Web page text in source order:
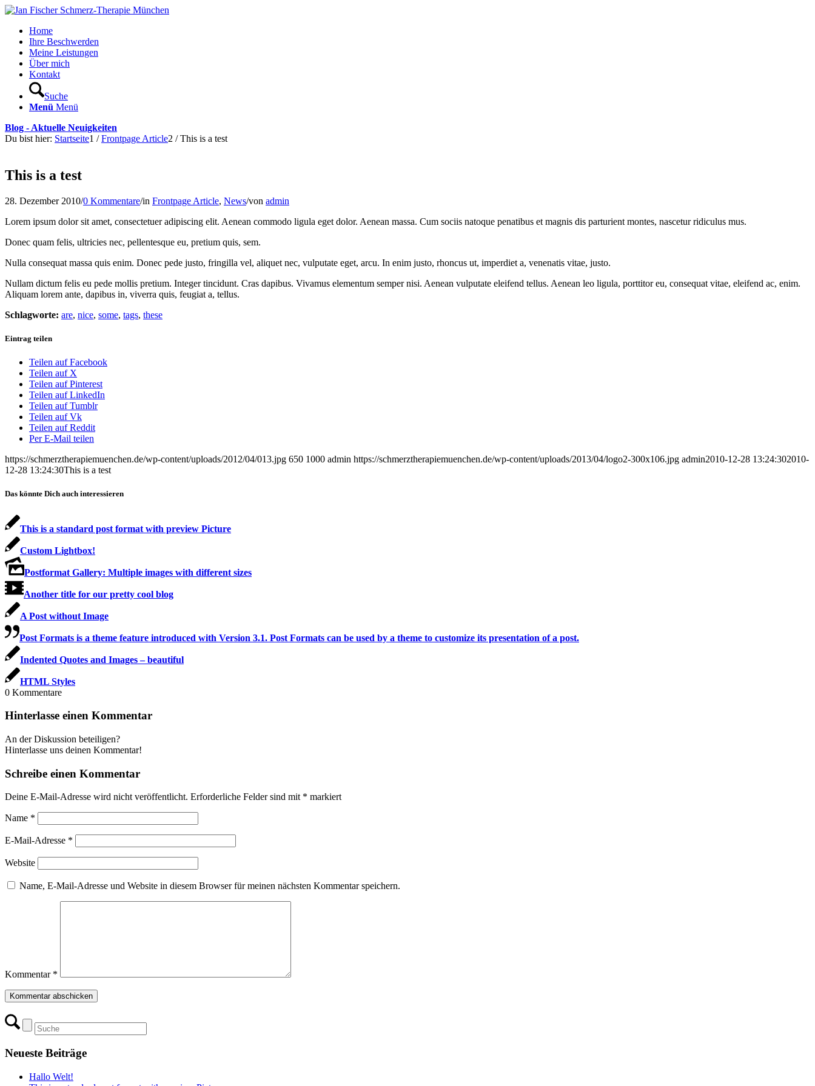
Home
Ihre Beschwerden
Meine Leistungen
Über mich
Kontakt
Suche
Menü Menü
Blog - Aktuelle Neuigkeiten
Du bist hier: Startseite1 / Frontpage Article2 / This is a test
This is a test
28. Dezember 2010/0 Kommentare/in Frontpage Article, News/von admin
Lorem ipsum dolor sit amet, consectetuer adipiscing elit. Aenean commodo ligula eget dolor. Aenean massa. Cum sociis natoque penatibus et magnis dis parturient montes, nascetur ridiculus mus.
Donec quam felis, ultricies nec, pellentesque eu, pretium quis, sem.
Nulla consequat massa quis enim. Donec pede justo, fringilla vel, aliquet nec, vulputate eget, arcu. In enim justo, rhoncus ut, imperdiet a, venenatis vitae, justo.
Nullam dictum felis eu pede mollis pretium. Integer tincidunt. Cras dapibus. Vivamus elementum semper nisi. Aenean vulputate eleifend tellus. Aenean leo ligula, porttitor eu, consequat vitae, eleifend ac, enim.
Aliquam lorem ante, dapibus in, viverra quis, feugiat a, tellus.
Schlagworte: are, nice, some, tags, these
Eintrag teilen
Teilen auf Facebook
Teilen auf X
Teilen auf Pinterest
Teilen auf LinkedIn
Teilen auf Tumblr
Teilen auf Vk
Teilen auf Reddit
Per E-Mail teilen
https://schmerztherapiemuenchen.de/wp-content/uploads/2012/04/013.jpg 650 1000 admin https://schmerztherapiemuenchen.de/wp-content/uploads/2013/04/logo2-300x106.jpg admin2010-12-28 13:24:302010-
12-28 13:24:30This is a test
Das könnte Dich auch interessieren
This is a standard post format with preview Picture
Custom Lightbox!
Postformat Gallery: Multiple images with different sizes
Another title for our pretty cool blog
A Post without Image
Post Formats is a theme feature introduced with Version 3.1. Post Formats can be used by a theme to customize its presentation of a post.
Indented Quotes and Images – beautiful
HTML Styles
0 Kommentare
Hinterlasse einen Kommentar
An der Diskussion beteiligen?
Hinterlasse uns deinen Kommentar!
Schreibe einen Kommentar
Deine E-Mail-Adresse wird nicht veröffentlicht. Erforderliche Felder sind mit * markiert
Name *
E-Mail-Adresse *
Website
Name, E-Mail-Adresse und Website in diesem Browser für meinen nächsten Kommentar speichern.
Kommentar *
Neueste Beiträge
Hallo Welt!